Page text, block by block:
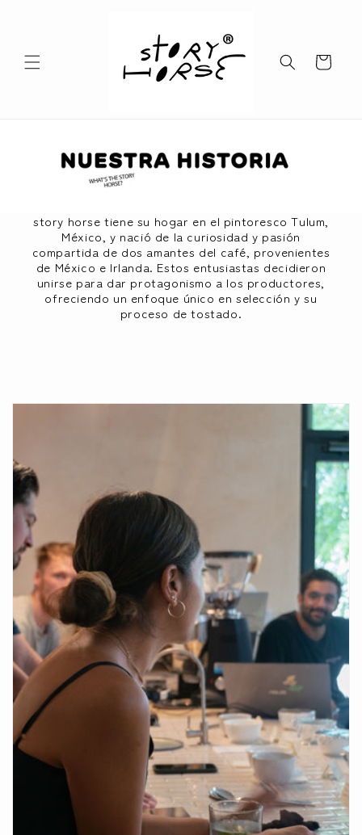
Cart
story horse tiene su hogar en el pintoresco Tulum,
México, y nació de la curiosidad y pasión
compartida de dos amantes del café, provenientes
de México e Irlanda. Estos entusiastas decidieron
unirse para dar protagonismo a los productores,
ofreciendo un enfoque único en selección y su
proceso de tostado.